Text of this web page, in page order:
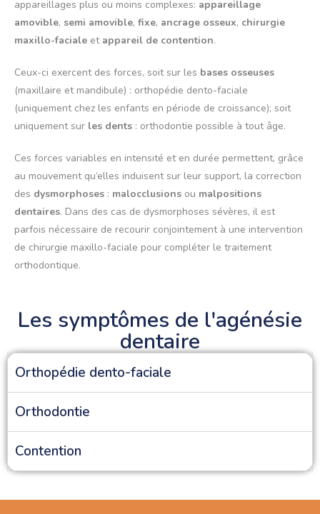
appareillages plus ou moins complexes: appareillage
amovible, semi amovible, fixe, ancrage osseux, chirurgie
maxillo-faciale et appareil de contention.
Ceux-ci exercent des forces, soit sur les bases osseuses
(maxillaire et mandibule) : orthopédie dento-faciale
(uniquement chez les enfants en période de croissance); soit
uniquement sur les dents : orthodontie possible à tout âge.
Ces forces variables en intensité et en durée permettent, grâce
au mouvement qu’elles induisent sur leur support, la correction
des dysmorphoses : malocclusions ou malpositions
dentaires. Dans des cas de dysmorphoses sévères, il est
parfois nécessaire de recourir conjointement à une intervention
de chirurgie maxillo-faciale pour compléter le traitement
orthodontique.
Les symptômes de l'agénésie
dentaire
Orthopédie dento-faciale
Orthodontie
Contention